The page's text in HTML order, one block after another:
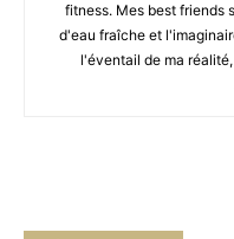
fitness. Mes best friends
d'eau fraîche et
l'éventail de ma